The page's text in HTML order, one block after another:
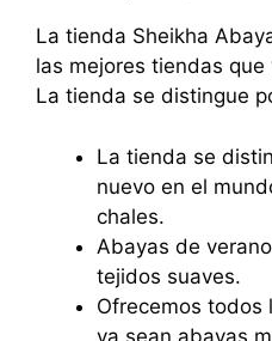
La tienda Sheikha
las mejores tiendas
La tienda se distingue
La tienda se
nuevo en el
chales.
Abayas de
tejidos suaves.
Ofrecemos todos
ya sean abayas